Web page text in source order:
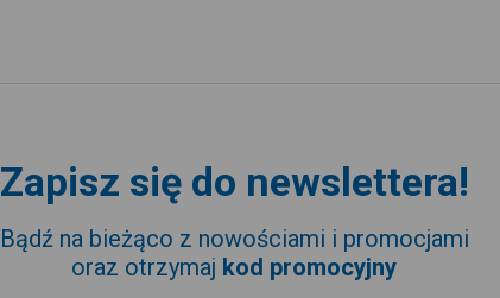
Zapisz się do newslettera!
Bądź na bieżąco z nowościami i promocjami
oraz otrzymaj kod promocyjny